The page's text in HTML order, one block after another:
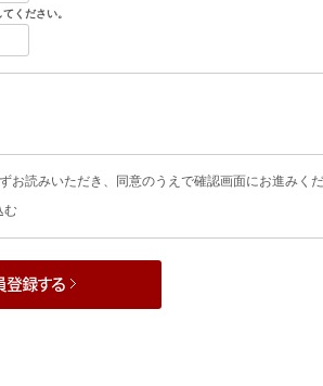
ください。
お読みいただき、同意のうえで確認画面にお進みく
む